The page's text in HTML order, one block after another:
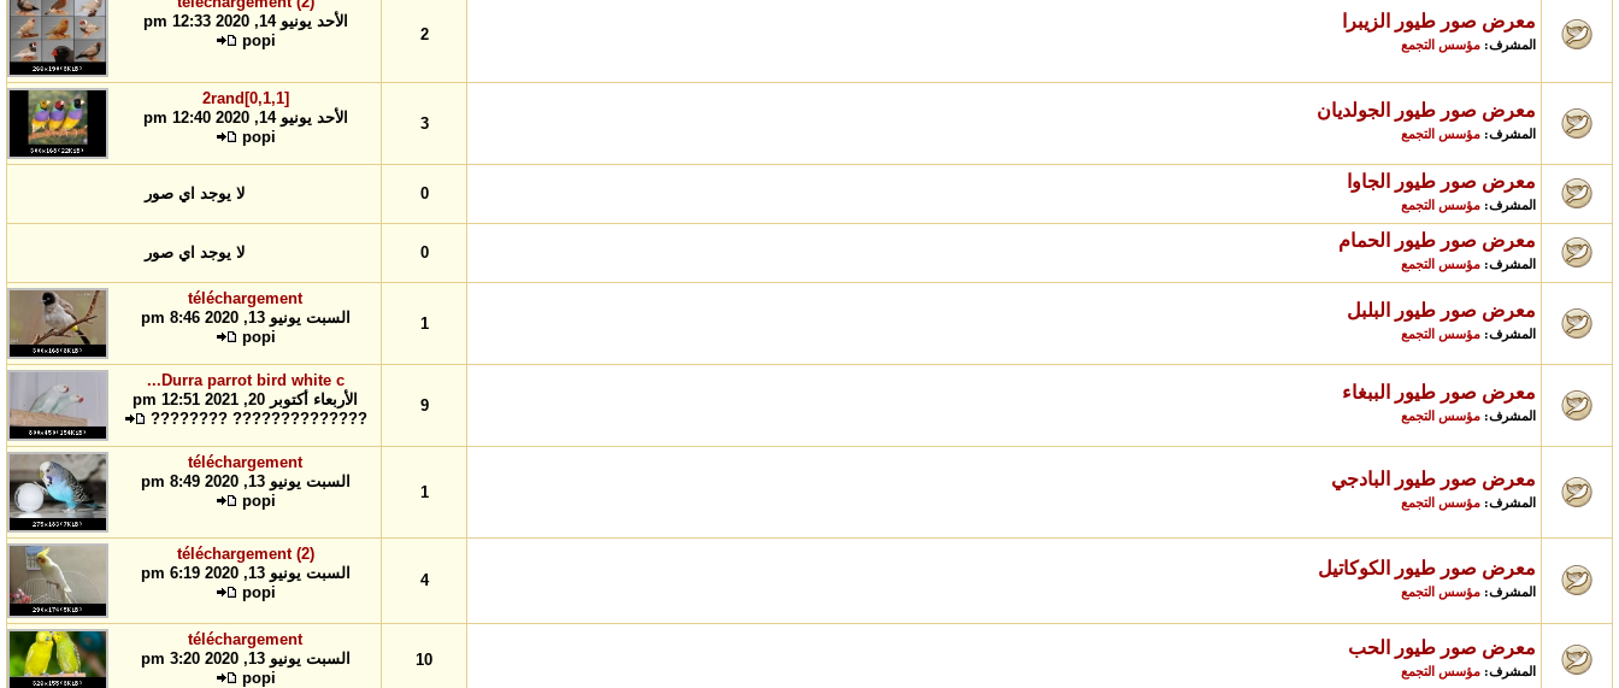
معرض صور طيور الزيبرا
المشرف: مؤسس التجمع
2
الأحد يونيو 14, 2020 12:33 pm
popi
معرض صور طيور الجولديان
المشرف: مؤسس التجمع
3
2rand[0,1,1]
الأحد يونيو 14, 2020 12:40 pm
popi
معرض صور طيور الجاوا
المشرف: مؤسس التجمع
0 لا يوجد اي صور
معرض صور طيور الحمام
المشرف: مؤسس التجمع
0 لا يوجد اي صور
معرض صور طيور البلبل
المشرف: مؤسس التجمع
1
téléchargement
السبت يونيو 13, 2020 8:46 pm
popi
معرض صور طيور الببغاء
المشرف: مؤسس التجمع
9
Durra parrot bird white c...
الأربعاء أكتوبر 20, 2021 12:51 pm
?????????????? ????????
معرض صور طيور البادجي
المشرف: مؤسس التجمع
1
téléchargement
السبت يونيو 13, 2020 8:49 pm
popi
معرض صور طيور الكوكاتيل
المشرف: مؤسس التجمع
4
téléchargement (2)
السبت يونيو 13, 2020 6:19 pm
popi
معرض صور طيور الحب
المشرف: مؤسس التجمع
10
téléchargement
السبت يونيو 13, 2020 3:20 pm
popi